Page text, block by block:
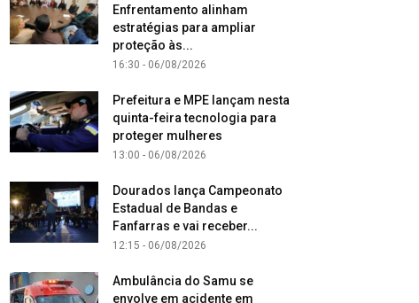
Enfrentamento alinham
estratégias para ampliar
proteção às...
16:30 - 06/08/2026
Prefeitura e MPE lançam nesta
quinta-feira tecnologia para
proteger mulheres
13:00 - 06/08/2026
Dourados lança Campeonato
Estadual de Bandas e
Fanfarras e vai receber...
12:15 - 06/08/2026
Ambulância do Samu se
envolve em acidente em